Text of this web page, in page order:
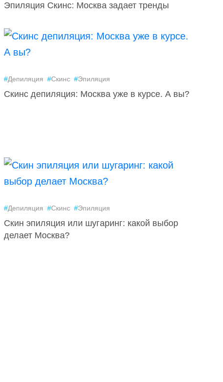
Эпиляция Скинс: Москва задает тренды
#Депиляция #Скинс #Эпиляция
Скинс депиляция: Москва уже в курсе. А вы?
#Депиляция #Скинс #Эпиляция
Скин эпиляция или шугаринг: какой выбор
делает Москва?